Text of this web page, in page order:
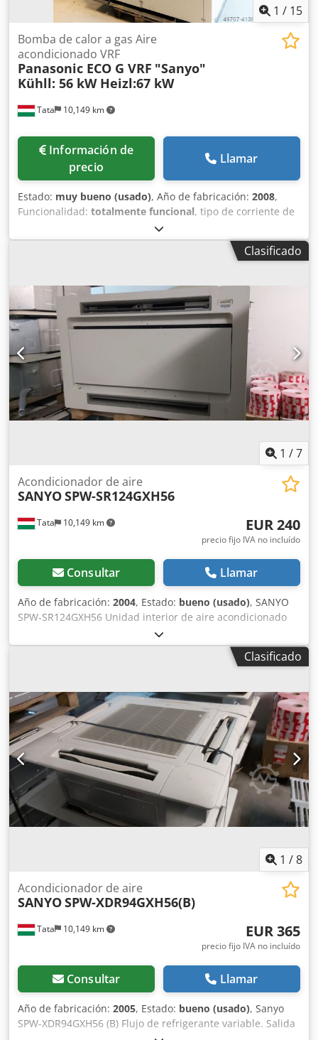
1 / 15
Tata 10,149 km
Bomba de calor a gas Aire
acondicionado VRF
Panasonic ECO G VRF "Sanyo"
Kühll: 56 kW Heizl:67 kW
Información de
precio
Llamar
Estado: muy bueno (usado), Año de fabricación: 2008,
Funcionalidad: totalmente funcional, tipo de corriente de
Aire acondicionado, capacidad de refrigeración:
56 kW (76.14 CV), tipo de refrigeración:agua, frecuencia
, capacidad de calefacción:67 kW (91.09
bomba de calor de gas para aire acondicionado Modelo:
SGP-E190J2GU2W Motor Nissan FY5 Fuente de
alimentación: 230 V CA, 1 fase, 50 Hz Potencia eléctrica
máxima: 1,16 kW, 5,4 A (funcionamiento continuo)
Protección del dispositivo: IP24 Capacidad de refrigeración:
56 kW Capacidad de calefacción: 67 kW Csdpfxjd Tiu Eo Ai
Ioha Aporte de calor (HS) (refrigeración): 43,5 kW Aporte de
calor (HS) (calefacción): 46 kW Refrigerante: R407C, 17 kg
Presión de diseño del lado de alta presión: 30 bares
Presión de diseño del lado de baja presión: 16 bares ¡SOLO
Clasificado
1 /7
Tata 10,149 km
Acondicionador de aire
SANYOSPW-SR124GXH56
EUR 240
precio fijo IVA no incluído
Consultar Llamar
Año de fabricación: 2004, Estado: bueno (usado), SANYO
SPW-SR124GXH56 Unidad interior de aire acondicionado
Año de fabricación: 2004 Unidad de refrigeración y
calefacción Salida de aire bidireccional semioculta Cjdpfjd
Tw Tvox Ai Ijha Potencia kW, refrigeración: 3,60,
Hz Tensión (AVR): 230 V Corriente nominal: 0,45 / 0,29 A
Potencia: 93 / 61 W Nivel de presión sonora (alto / medio /
bajo): dB-A Ref. diámetro. Tubo estrecho / ancho: 350 x 840
x 600 mm Peso: 23 + 7 kg Unidad interior, alto / ancho /
profundidad: 350 x 840 x 600 mm Panel, alto / ancho: 358 x
1060 x 680 mm • Unidades delgadas, compactas y ligeras •
Diseño silencioso • Proporciona el mejor flujo de aire para
calentar y enfriar • Excelente rendimiento de instalación •
Reducción del consumo de energía de la bomba • Fácil
mantenimiento
Clasificado
1 /8
Tata 10,149 km
Acondicionador de aire
SANYOSPW-XDR94GXH56(B)
EUR 365
precio fijo IVA no incluído
Consultar Llamar
Año de fabricación: 2005, Estado: bueno (usado), Sanyo
SPW-XDR94GXH56 (B) Flujo de refrigerante variable. Salida